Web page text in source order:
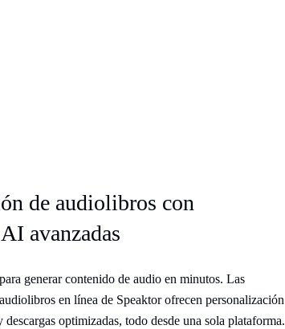
de audiolibros con
avanzadas
generar contenido de audio en minutos. Las
en línea de Speaktor ofrecen personalización
optimizadas, todo desde una sola plataforma.